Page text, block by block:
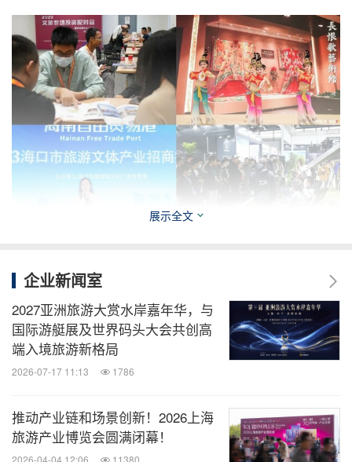
3 月26日-30日，相约上海旅游产业博
四集群展齐开，覆盖"吃、住、行、游、购、娱"全产
业链，2024上海旅游产业博览会带来中国旅游高质量
发展的产业链力量。
3月26-29日，浦东上海新国际博览中心，上海国际酒
店及商业空间博览会、上海国际游艇展暨生活方式上
展示全文
企业新闻室
2027亚洲旅游大赏水岸嘉年华，与
国际游艇展及世界码头大会共创高
端入境旅游新格局
2026-07-17 11:13 1786
推动产业链和场景创新！2026上海
旅游产业博览会圆满闭幕！
2026-04-04 12:06 11380